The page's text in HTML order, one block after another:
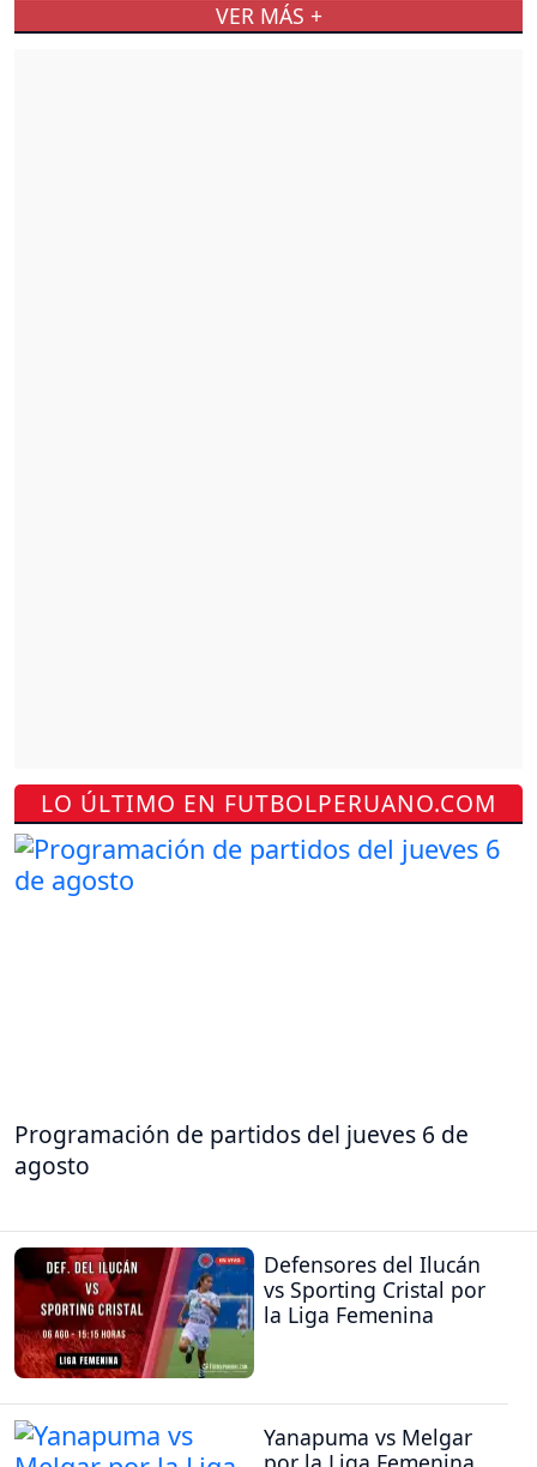
LO ÚLTIMO EN FUTBOLPERUANO.COM
Programación de partidos del jueves 6 de
agosto
Defensores del Ilucán
vs Sporting Cristal por
la Liga Femenina
Yanapuma vs Melgar
VER MÁS +